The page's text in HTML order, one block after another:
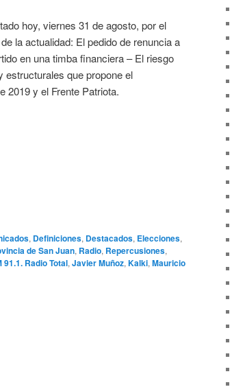
hoy, viernes 31 de agosto, por el
la actualidad: El pedido de renuncia a
en una timba financiera – El riesgo
estructurales que propone el
2019 y el Frente Patriota.
, Definiciones, Destacados, Elecciones,
de San Juan, Radio, Repercusiones,
91.1. Radio Total, Javier Muñoz, Kalki, Mauricio